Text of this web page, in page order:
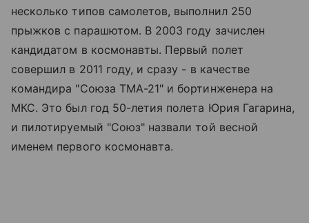
несколько типов самолетов, выполнил 250
прыжков с парашютом. В 2003 году зачислен
кандидатом в космонавты. Первый полет
совершил в 2011 году, и сразу - в качестве
командира "Союза ТМА-21" и бортинженера на
МКС. Это был год 50-летия полета Юрия Гагарина,
и пилотируемый "Союз" назвали той весной
именем первого космонавта.